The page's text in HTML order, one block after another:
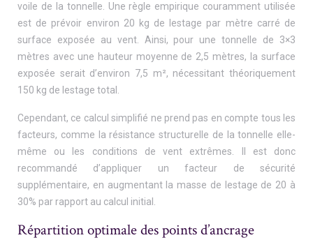
voile de la tonnelle. Une règle empirique couramment utilisée
est de prévoir environ 20 kg de lestage par mètre carré de
surface exposée au vent. Ainsi, pour une tonnelle de 3×3
mètres avec une hauteur moyenne de 2,5 mètres, la surface
exposée serait d’environ 7,5 m², nécessitant théoriquement
150 kg de lestage total.
Cependant, ce calcul simplifié ne prend pas en compte tous les
facteurs, comme la résistance structurelle de la tonnelle elle-
même ou les conditions de vent extrêmes. Il est donc
recommandé d’appliquer un facteur de sécurité
supplémentaire, en augmentant la masse de lestage de 20 à
30% par rapport au calcul initial.
Répartition optimale des points d’ancrage